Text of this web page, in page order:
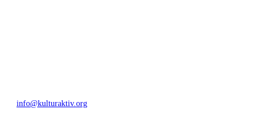
info@kulturaktiv.org